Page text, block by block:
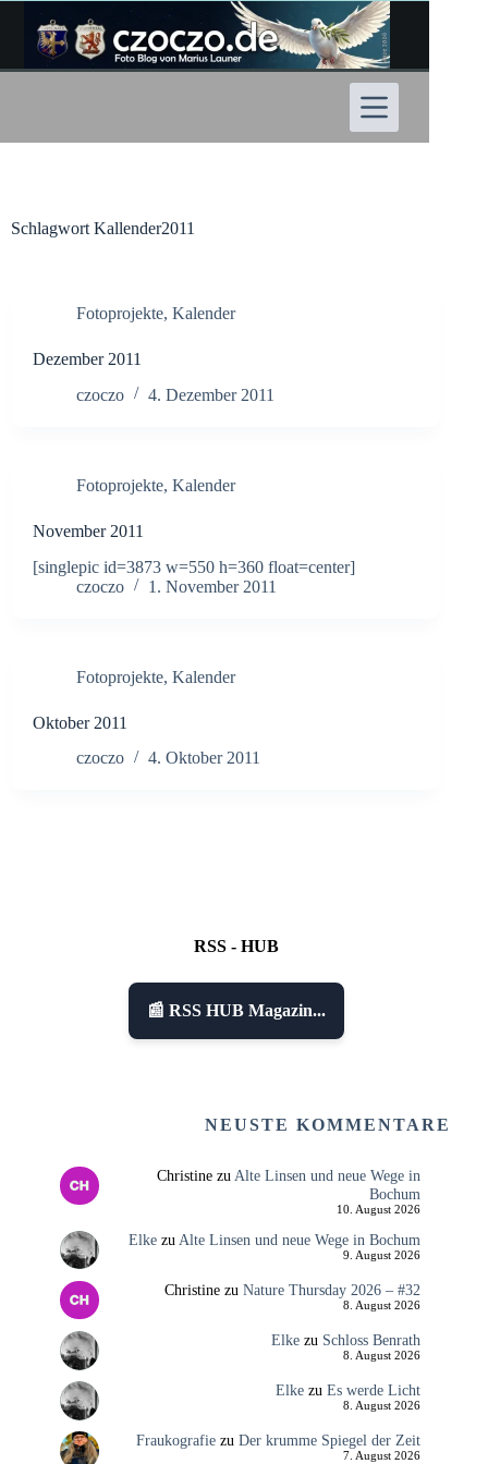
Inhalt
springen
Schlagwort Kallender2011
Fotoprojekte, Kalender
Dezember 2011
czoczo
4. Dezember 2011
Fotoprojekte, Kalender
November 2011
[singlepic id=3873 w=550 h=360 float=center]
czoczo
1. November 2011
Fotoprojekte, Kalender
Oktober 2011
czoczo
4. Oktober 2011
RSS - HUB
📰 RSS HUB Magazin...
NEUSTE KOMMENTARE
Christinezu Alte Linsen und neue Wege in
Bochum
10. August 2026
Elkezu Alte Linsen und neue Wege in Bochum
9. August 2026
Christinezu Nature Thursday 2026 – #32
8. August 2026
Elkezu Schloss Benrath
8. August 2026
Elkezu Es werde Licht
8. August 2026
Fraukografiezu Der krumme Spiegel der Zeit
7. August 2026